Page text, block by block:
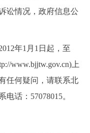
投资项目
讼情况，政府信息公
年1月1日起，至
www.bjjtw.gov.cn)上
任何疑问，请联系北
话：57078015。